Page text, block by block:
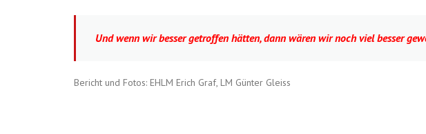
Und wenn wir besser getroffen hätten, dann wären wir noch viel besser
Bericht und Fotos: EHLM Erich Graf, LM Günter Gleiss